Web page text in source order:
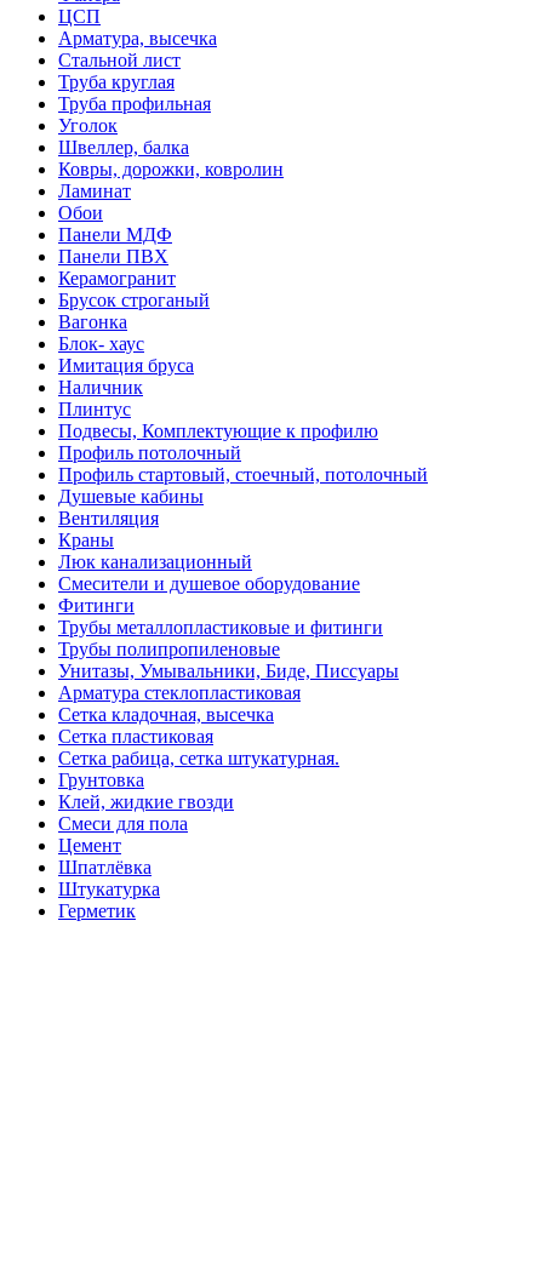
ЦСП
Арматура, высечка
Стальной лист
Труба круглая
Труба профильная
Уголок
Швеллер, балка
Ковры, дорожки, ковролин
Ламинат
Обои
Панели МДФ
Панели ПВХ
Керамогранит
Брусок строганый
Вагонка
Блок- хаус
Имитация бруса
Наличник
Плинтус
Подвесы, Комплектующие к профилю
Профиль потолочный
Профиль стартовый, стоечный, потолочный
Душевые кабины
Вентиляция
Краны
Люк канализационный
Смесители и душевое оборудование
Фитинги
Трубы металлопластиковые и фитинги
Трубы полипропиленовые
Унитазы, Умывальники, Биде, Писсуары
Арматура стеклопластиковая
Сетка кладочная, высечка
Сетка пластиковая
Сетка рабица, сетка штукатурная.
Грунтовка
Клей, жидкие гвозди
Смеси для пола
Цемент
Шпатлёвка
Штукатурка
Герметик